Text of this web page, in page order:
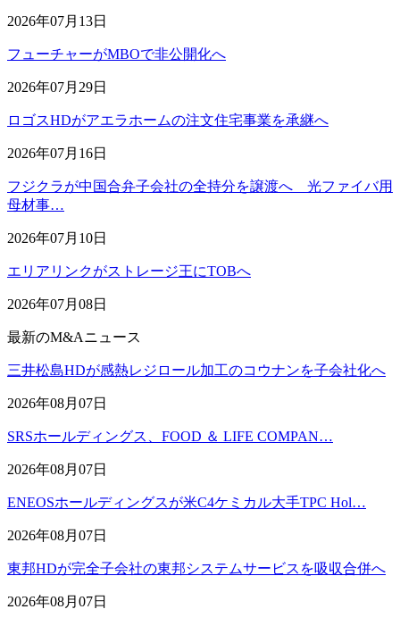
2026年07月13日
フューチャーがMBOで非公開化へ
2026年07月29日
ロゴスHDがアエラホームの注文住宅事業を承継へ
2026年07月16日
フジクラが中国合弁子会社の全持分を譲渡へ 光ファイバ用
母材事…
2026年07月10日
エリアリンクがストレージ王にTOBへ
2026年07月08日
最新のM&Aニュース
三井松島HDが感熱レジロール加工のコウナンを子会社化へ
2026年08月07日
SRSホールディングス、FOOD ＆ LIFE COMPAN…
2026年08月07日
ENEOSホールディングスが米C4ケミカル大手TPC Hol…
2026年08月07日
東邦HDが完全子会社の東邦システムサービスを吸収合併へ
2026年08月07日